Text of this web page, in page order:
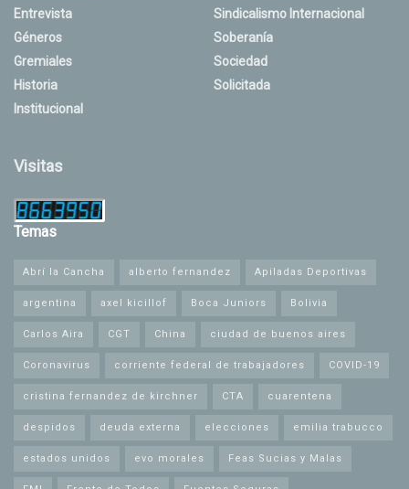
Entrevista
Géneros
Gremiales
Historia
Institucional
Sindicalismo Internacional
Soberanía
Sociedad
Solicitada
Visitas
Temas
Abrí la Cancha alberto fernandez Apiladas Deportivas
argentina axel kicillof Boca Juniors Bolivia
Carlos Aira CGT China ciudad de buenos aires
Coronavirus corriente federal de trabajadores COVID-19
cristina fernandez de kirchner CTA cuarentena
despidos deuda externa elecciones emilia trabucco
estados unidos evo morales Feas Sucias y Malas